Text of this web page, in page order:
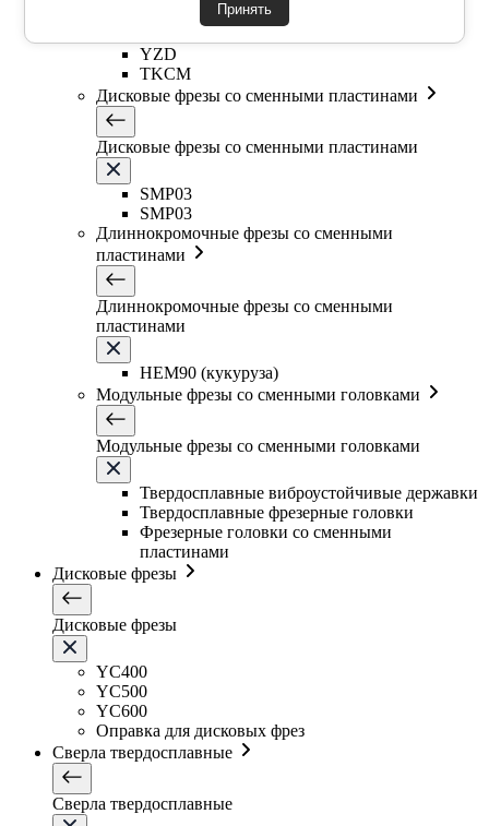
YZD
TKCM
Дисковые фрезы со сменными пластинами
Дисковые фрезы со сменными пластинами
SMP03
SMP03
Длиннокромочные фрезы со сменными
пластинами
Длиннокромочные фрезы со сменными
пластинами
HEM90 (кукуруза)
Модульные фрезы со сменными головками
Модульные фрезы со сменными головками
Твердосплавные виброустойчивые державки
Твердосплавные фрезерные головки
Фрезерные головки со сменными
пластинами
Дисковые фрезы
Дисковые фрезы
YC400
YC500
YC600
Оправка для дисковых фрез
Сверла твердосплавные
Сверла твердосплавные
Принять